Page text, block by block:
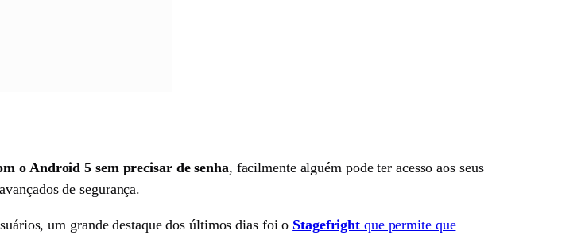
o Android 5 sem precisar de senha, facilmente alguém pode ter acesso aos seus
de segurança.
um grande destaque dos últimos dias foi o Stagefright que permite que